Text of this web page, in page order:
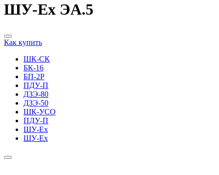
ШУ-Ex ЭА.5
Как купить
ШК-СК
БК-16
БП-2Р
ПДУ-П
ДЗЭ-80
ДЗЭ-50
ШК-УСО
ПДУ-П
ШУ-Ех
ШУ-Ех